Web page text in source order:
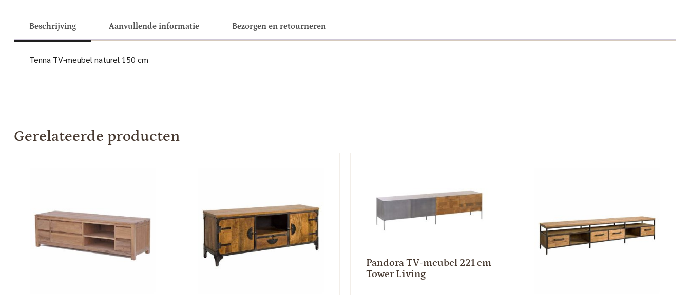
Beschrijving Aanvullende informatie Bezorgen en retourneren
Tenna TV-meubel naturel 150 cm
Gerelateerde producten
Pandora TV-meubel 221 cm
Tower Living